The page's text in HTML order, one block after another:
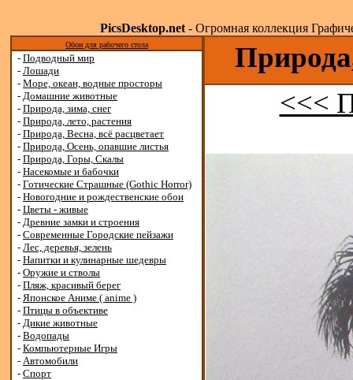
PicsDesktop.net- Огромная коллекция
Обои для рабочего стола
- Подводный мир
- Лошади
- Море, океан, водные просторы
- Домашние животные
- Природа, зима, снег
- Природа, лето, растения
- Природа, Весна, всё расцветает
- Природа, Осень, опавшие листья
- Природа, Горы, Скалы
- Насекомые и бабочки
- Готические Страшные (Gothic Horror)
- Новогодние и рождественские обои
- Цветы - живые
- Древние замки и строения
- Современные Городские пейзажи
- Лес, деревья, зелень
- Напитки и кулинарные шедевры
- Оружие и стволы
- Пляж, красивый берег
- Японское Аниме ( anime )
- Птицы в объективе
- Дикие животные
- Водопады
- Компьютерные Игры
- Автомобили
- Спорт
<<<